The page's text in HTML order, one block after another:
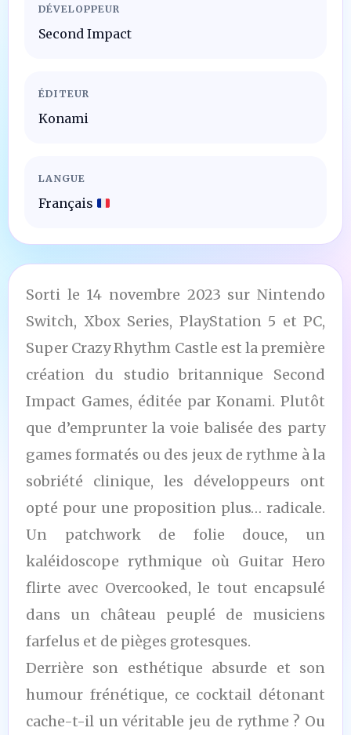
DÉVELOPPEUR
Second Impact
ÉDITEUR
Konami
LANGUE
Français
Sorti le 14 novembre 2023 sur Nintendo
Switch, Xbox Series, PlayStation 5 et PC,
Super Crazy Rhythm Castle est la première
création du studio britannique Second
Impact Games, éditée par Konami. Plutôt
que d’emprunter la voie balisée des party
games formatés ou des jeux de rythme à la
sobriété clinique, les développeurs ont
opté pour une proposition plus… radicale.
Un patchwork de folie douce, un
kaléidoscope rythmique où Guitar Hero
flirte avec Overcooked, le tout encapsulé
dans un château peuplé de musiciens
farfelus et de pièges grotesques.
Derrière son esthétique absurde et son
humour frénétique, ce cocktail détonant
cache-t-il un véritable jeu de rythme ? Ou